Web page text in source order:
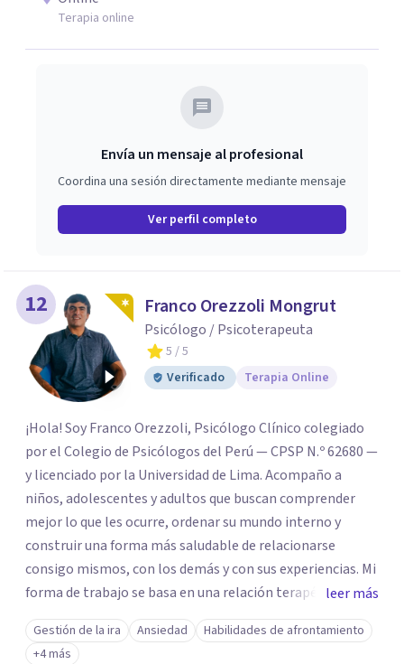
Terapia online
Envía un mensaje al profesional
Coordina una sesión directamente mediante mensaje
Ver perfil completo
12 Franco Orezzoli Mongrut
Psicólogo / Psicoterapeuta
5 / 5
Verificado
Terapia Online
¡Hola! Soy Franco Orezzoli, Psicólogo Clínico colegiado
por el Colegio de Psicólogos del Perú — CPSP N.º 62680 —
y licenciado por la Universidad de Lima. Acompaño a
niños, adolescentes y adultos que buscan comprender
mejor lo que les ocurre, ordenar su mundo interno y
construir una forma más saludable de relacionarse
consigo mismos, con los demás y con sus experiencias. Mi
forma de trabajo se basa en una relación terapéutica
cercana, genuina y respetuosa, donde puedas expresarte
con libertad, sin juicios y a tu propio ritmo.
leer más
Gestión de la ira Ansiedad
Habilidades de afrontamiento
+4 más